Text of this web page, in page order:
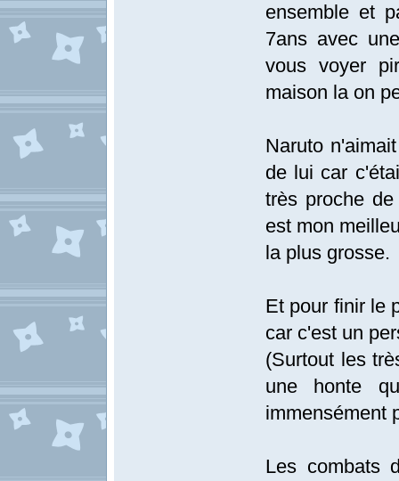
ensemble et
7ans avec
vous voyer
maison la on
Naruto
de lui car
très proche
est mon
la plus grosse.
Et pour finir le
car c'est un
(Surtout les
une honte
immensément
Les combats